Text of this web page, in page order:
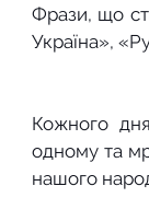
Фрази, що
Україна»,
Кожного
одному та
нашого